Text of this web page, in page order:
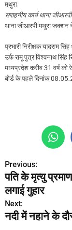
मथुरा
सराहनीय कार्य थाना
थाना जीआरपी मथुरा जक्शन
प्रभारी निरीक्षक यादराम
उर्फ रामू पुत्र विश्वनाथ सिंह
मध्यप्रदेश करीब 31 वर्ष
बोर्ड के पहले दिनांक
P
o
s
t
Previous:
पति के मृत्यु
लगाई गुहार
Next:
नदी में नहाने के